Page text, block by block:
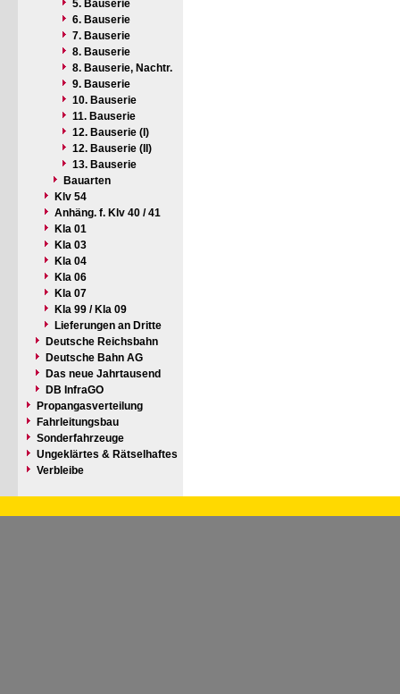
5. Bauserie
6. Bauserie
7. Bauserie
8. Bauserie
8. Bauserie, Nachtr.
9. Bauserie
10. Bauserie
11. Bauserie
12. Bauserie (I)
12. Bauserie (II)
13. Bauserie
Bauarten
Klv 54
Anhäng. f. Klv 40 / 41
Kla 01
Kla 03
Kla 04
Kla 06
Kla 07
Kla 99 / Kla 09
Lieferungen an Dritte
Deutsche Reichsbahn
Deutsche Bahn AG
Das neue Jahrtausend
DB InfraGO
Propangasverteilung
Fahrleitungsbau
Sonderfahrzeuge
Ungeklärtes & Rätselhaftes
Verbleibe